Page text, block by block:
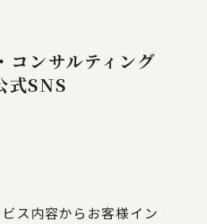
コンサルティング
式SNS
ス内容からお客様イン